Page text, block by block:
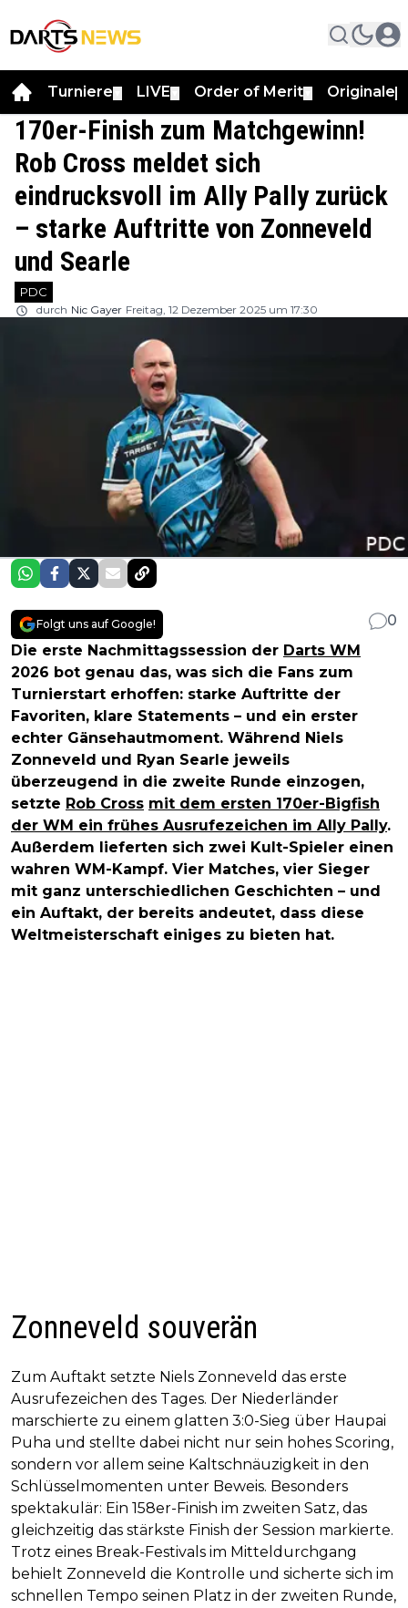
Turniere LIVE Order of Merit Originale
170er-Finish zum Matchgewinn!
Rob Cross meldet sich
eindrucksvoll im Ally Pally zurück
– starke Auftritte von Zonneveld
und Searle
PDC
durch Nic Gayer Freitag, 12 Dezember 2025 um 17:30
Folgt uns auf Google!
0
Die erste Nachmittagssession der Darts WM
2026 bot genau das, was sich die Fans zum
Turnierstart erhoffen: starke Auftritte der
Favoriten, klare Statements – und ein erster
echter Gänsehautmoment. Während Niels
Zonneveld und Ryan Searle jeweils
überzeugend in die zweite Runde einzogen,
setzte Rob Cross mit dem ersten 170er-Bigfish
der WM ein frühes Ausrufezeichen im Ally Pally.
Außerdem lieferten sich zwei Kult-Spieler einen
wahren WM-Kampf. Vier Matches, vier Sieger
mit ganz unterschiedlichen Geschichten – und
ein Auftakt, der bereits andeutet, dass diese
Weltmeisterschaft einiges zu bieten hat.
Zonneveld souverän
Zum Auftakt setzte Niels Zonneveld das erste
Ausrufezeichen des Tages. Der Niederländer
marschierte zu einem glatten 3:0-Sieg über Haupai
Puha und stellte dabei nicht nur sein hohes Scoring,
sondern vor allem seine Kaltschnäuzigkeit in den
Schlüsselmomenten unter Beweis. Besonders
spektakulär: Ein 158er-Finish im zweiten Satz, das
gleichzeitig das stärkste Finish der Session markierte.
Trotz eines Break-Festivals im Mitteldurchgang
behielt Zonneveld die Kontrolle und sicherte sich im
schnellen Tempo seinen Platz in der zweiten Runde,